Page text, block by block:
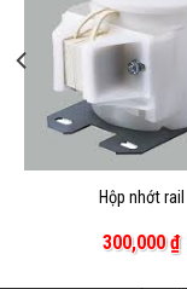
Hộp nhớt rail
300,000₫